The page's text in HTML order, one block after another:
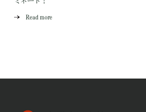
Read more